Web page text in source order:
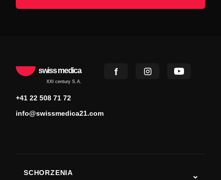
swiss medica
XXI century S.A.
+41 22 508 71 72
info@swissmedica21.com
SCHORZENIA